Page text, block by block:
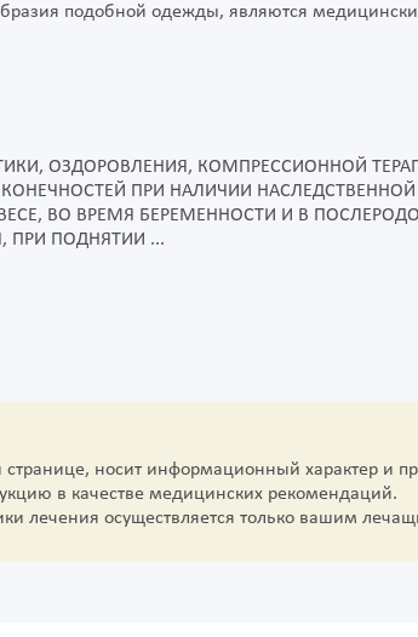
подобной одежды, являются
ОЗДОРОВЛЕНИЯ, КОМПРЕССИОННОЙ
ПРИ НАЛИЧИИ НАСЛЕДСТВЕННОЙ
ВО ВРЕМЯ БЕРЕМЕННОСТИ И В
ПРИ ПОДНЯТИИ ...
носит информационный характер и
в качестве медицинских рекомендаций.
лечения осуществляется только вашим